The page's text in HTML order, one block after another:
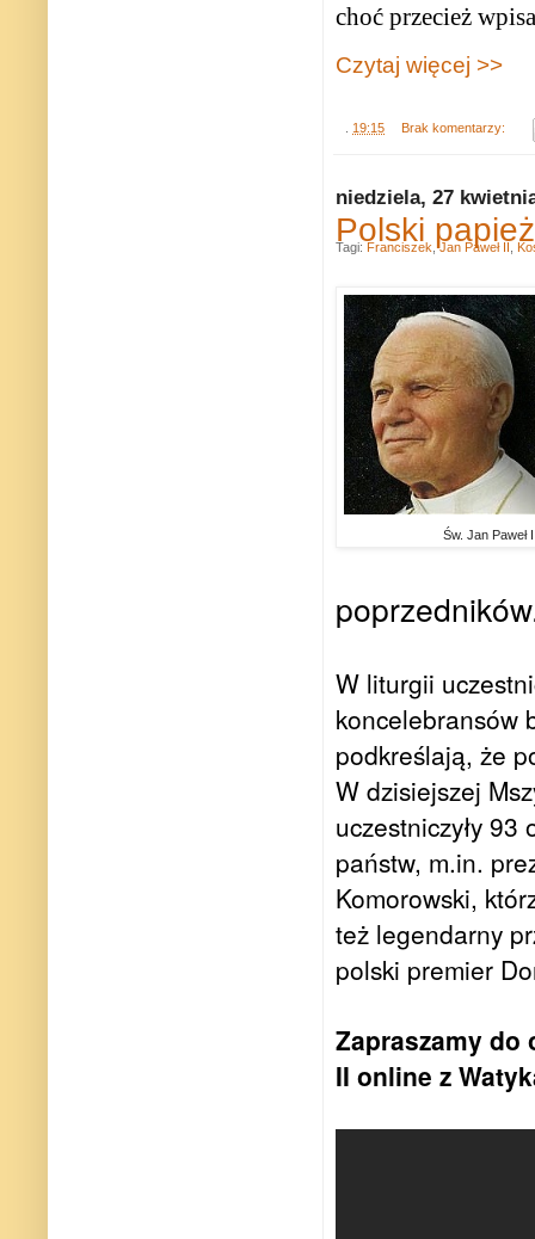
choć przecież
Czytaj więcej >>
19:15 Brak komentarzy:
niedziela, 27
Polski
Św. Jan Paweł
W liturgii
koncelebransów
podkreślają, że
W dzisiejszej
uczestniczyły
państw, m.in.
Komorowski,
też legendarny
polski premier
Zapraszamy do
II online z
Tagi: Franciszek ,Jan Paweł II